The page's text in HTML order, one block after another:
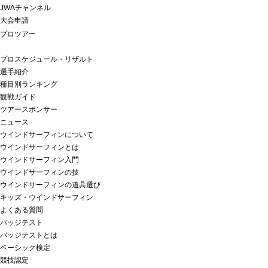
JWAチャンネル
大会申請
プロツアー
プロスケジュール・リザルト
選手紹介
種目別ランキング
観戦ガイド
ツアースポンサー
ニュース
ウインドサーフィンについて
ウインドサーフィンとは
ウインドサーフィン入門
ウインドサーフィンの技
ウインドサーフィンの道具選び
キッズ・ウインドサーフィン
よくある質問
バッジテスト
バッジテストとは
ベーシック検定
競技認定